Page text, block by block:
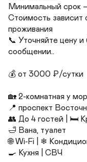
Минимальный срок
Стоимость зависит
проживания
📞 Уточняйте цену
сообщении..
💰 от 3000 ₽/сутки
🏡 2-комнатная у
📍 проспект
👥 До 4 гостей | 🛏
🛁 Вана, туалет
🌐 Wi‑Fi | ❄
🍳 Кухня | СВЧ